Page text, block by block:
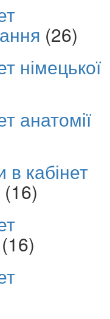
(26)
німецької
анатомії
кабінет
(16)
(16)